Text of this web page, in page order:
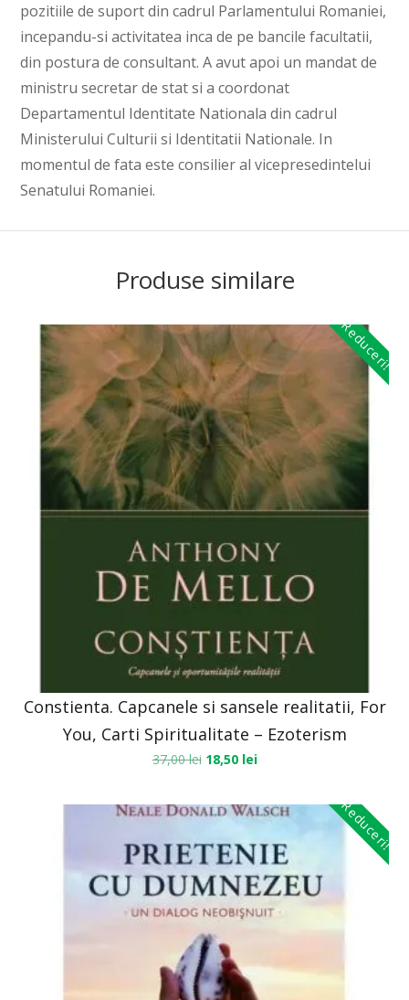
pozitiile de suport din cadrul Parlamentului Romaniei,
incepandu-si activitatea inca de pe bancile facultatii,
din postura de consultant. A avut apoi un mandat de
ministru secretar de stat si a coordonat
Departamentul Identitate Nationala din cadrul
Ministerului Culturii si Identitatii Nationale. In
momentul de fata este consilier al vicepresedintelui
Senatului Romaniei.
Produse similare
Reduceri!
Constienta. Capcanele si sansele realitatii, For
You, Carti Spiritualitate – Ezoterism
37,00lei 18,50 lei
Reduceri!